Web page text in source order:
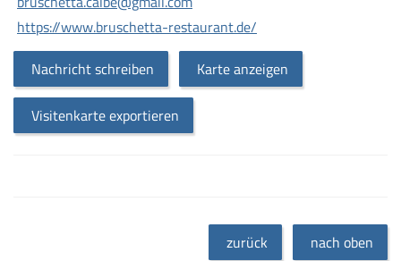
https://www.bruschetta-restaurant.de/
Nachricht schreiben
Karte anzeigen
Visitenkarte exportieren
zurück nach oben